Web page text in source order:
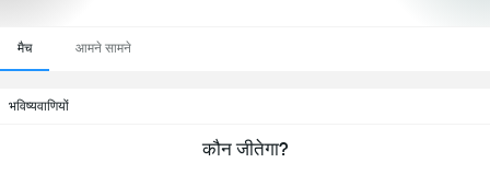
मैच आमने सामने
भविष्यवाणियों
कौन जीतेगा?